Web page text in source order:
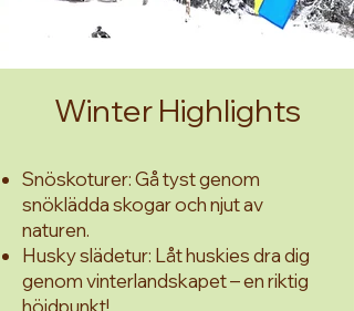
Winter Highlights
Snöskoturer: Gå tyst genom
snöklädda skogar och njut av
naturen.
Husky slädetur: Låt huskies dra dig
genom vinterlandskapet – en riktig
höjdpunkt!